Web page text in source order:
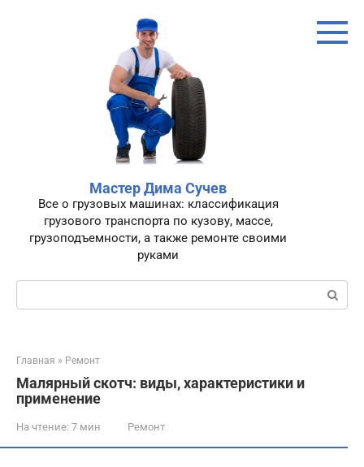
Мастер Дима Сучев
Все о грузовых машинах: классификация
грузового транспорта по кузову, массе,
грузоподъемности, а также ремонте своими
руками
Поиск:
Главная » Ремонт
Малярный скотч: виды, характеристики и
применение
На чтение: 7 мин Ремонт